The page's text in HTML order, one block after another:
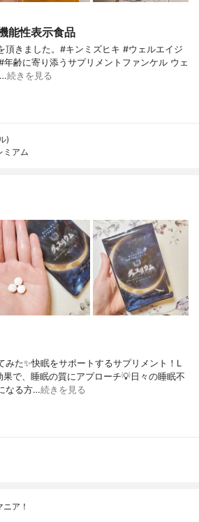
能性表示食品
頂きました。#キンミズヒキ #ウェルエイジ
齢に寄り添うサプリメントファンケル ウェ
続きを見る
)
ミアム
みた✨快眠をサポートするサプリメント！L
で、睡眠の質にアプローチ💡日々の睡眠不
なる方…続きを見る
ア！